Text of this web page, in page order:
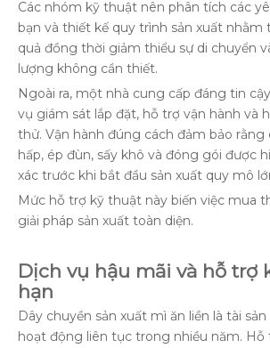
Các nhóm kỹ thuật nên phân tích các
bạn và thiết kế quy trình sản xuất nhằm
quả đồng thời giảm thiểu sự di chuyển
lượng không cần thiết.
Ngoài ra, một nhà cung cấp đáng tin
vụ giám sát lắp đặt, hỗ trợ vận hành và
thử. Vận hành đúng cách đảm bảo rằng
hấp, ép đùn, sấy khô và đóng gói được
xác trước khi bắt đầu sản xuất quy mô
Mức hỗ trợ kỹ thuật này biến việc mua
giải pháp sản xuất toàn diện.
Dịch vụ hậu mãi và hỗ trợ
hạn
Dây chuyền sản xuất mì ăn liền là tài
hoạt động liên tục trong nhiều năm. Hỗ